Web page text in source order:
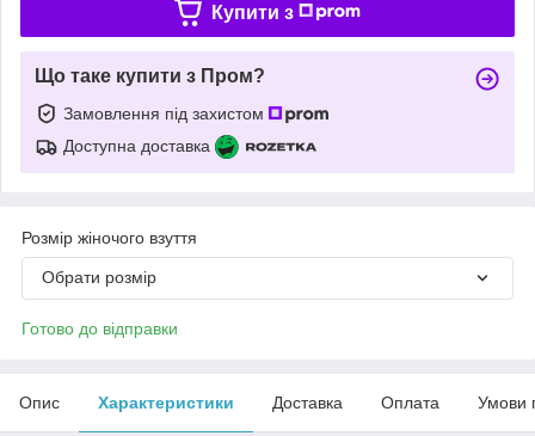
Купити з
Що таке купити з Пром?
Замовлення під захистом
Доступна доставка
Розмір жіночого взуття
Обрати розмір
Готово до відправки
Опис Характеристики Доставка Оплата Умови